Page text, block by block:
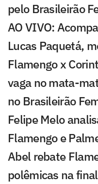
pelo Brasileirão
AO VIVO:
Lucas Paquetá,
Flamengo x
vaga no mata-
no Brasileirão
Felipe Melo
Flamengo e
Abel rebate
polêmicas na